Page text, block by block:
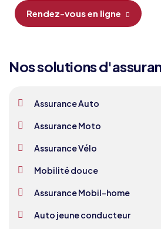
Rendez-vous en ligne
Nos solutions
Assurance Auto
Assurance Moto
Assurance Vélo
Mobilité douce
Assurance Mobil-home
Auto jeune conducteur